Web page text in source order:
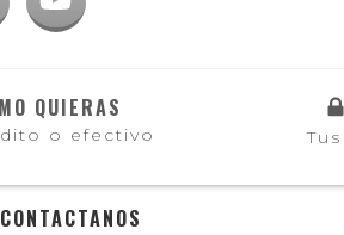
QUIERAS
o efectivo
CONTACTANOS